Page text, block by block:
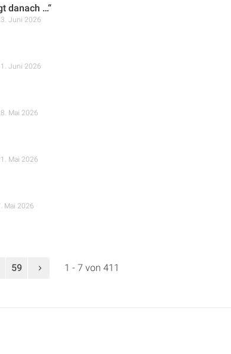
danach …“
Juni 2026
Juni 2026
Mai 2026
Mai 2026
Mai 2026
59 1 - 7 von 411